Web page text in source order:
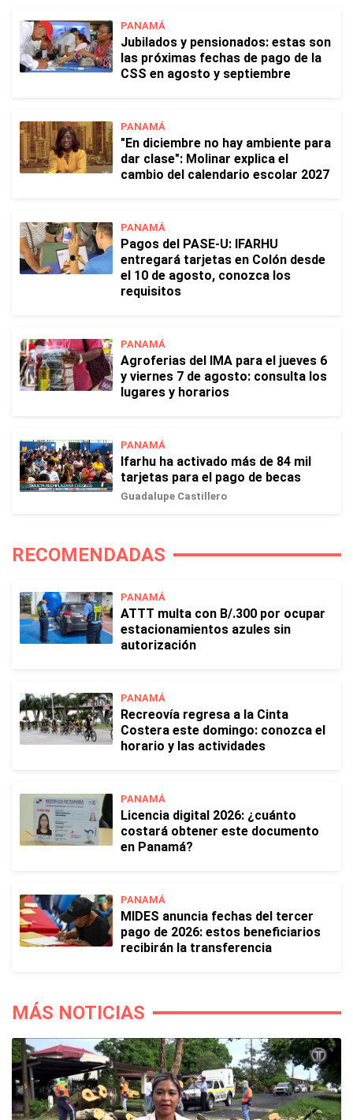
PANAMÁ
Jubilados y pensionados: estas son
las próximas fechas de pago de la
CSS en agosto y septiembre
PANAMÁ
"En diciembre no hay ambiente para
dar clase": Molinar explica el
cambio del calendario escolar 2027
PANAMÁ
Pagos del PASE-U: IFARHU
entregará tarjetas en Colón desde
el 10 de agosto, conozca los
requisitos
PANAMÁ
Agroferias del IMA para el jueves 6
y viernes 7 de agosto: consulta los
lugares y horarios
PANAMÁ
Ifarhu ha activado más de 84 mil
tarjetas para el pago de becas
Guadalupe Castillero
RECOMENDADAS
PANAMÁ
ATTT multa con B/.300 por ocupar
estacionamientos azules sin
autorización
PANAMÁ
Recreovía regresa a la Cinta
Costera este domingo: conozca el
horario y las actividades
PANAMÁ
Licencia digital 2026: ¿cuánto
costará obtener este documento
en Panamá?
PANAMÁ
MIDES anuncia fechas del tercer
pago de 2026: estos beneficiarios
recibirán la transferencia
MÁS NOTICIAS